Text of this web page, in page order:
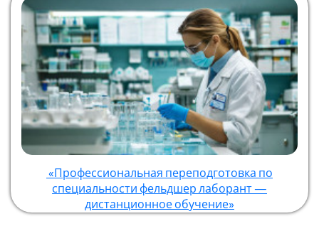
«Профессиональная переподготовка по
специальности фельдшер лаборант —
дистанционное обучение»